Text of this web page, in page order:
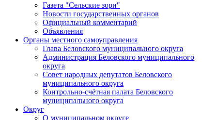
Газета "Сельские зори"
Новости государственных органов
Официальный комментарий
Объявления
Органы местного самоуправления
Глава Беловского муниципального округа
Администрация Беловского муниципального
округа
Совет народных депутатов Беловского
муниципального округа
Контрольно-счётная палата Беловского
муниципального округа
Округ
О муниципальном округе